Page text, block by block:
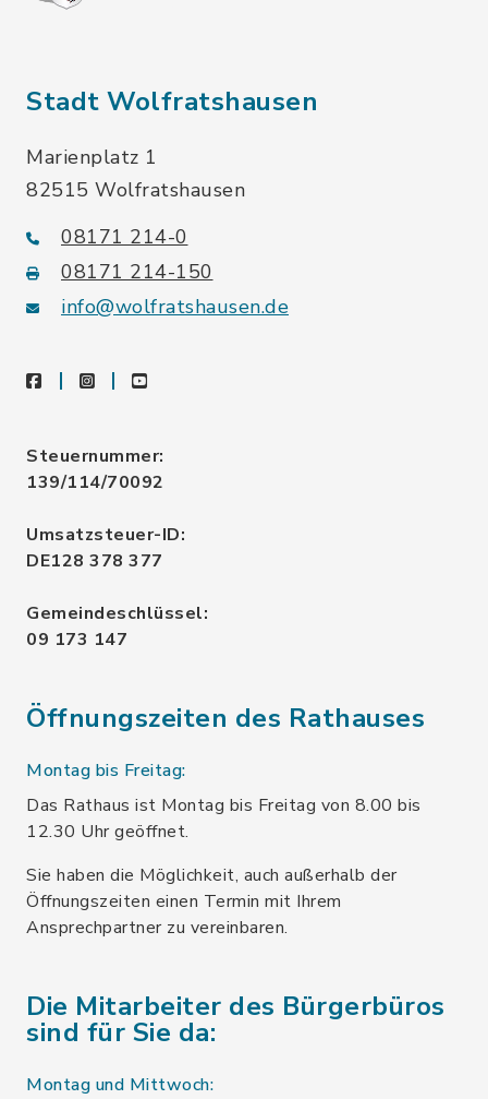
Stadt Wolfratshausen
Marienplatz 1
82515 Wolfratshausen
08171 214-0
08171 214-150
info@wolfratshausen.de
facebookinstagramyoutube
Steuernummer:
139/114/70092
Umsatzsteuer-ID:
DE128 378 377
Gemeindeschlüssel:
09 173 147
Öffnungszeiten des Rathauses
Montag bis Freitag:
Das Rathaus ist Montag bis Freitag von 8.00 bis
12.30 Uhr geöffnet.
Sie haben die Möglichkeit, auch außerhalb der
Öffnungszeiten einen Termin mit Ihrem
Ansprechpartner zu vereinbaren.
Die Mitarbeiter des Bürgerbüros
sind für Sie da:
Montag und Mittwoch: